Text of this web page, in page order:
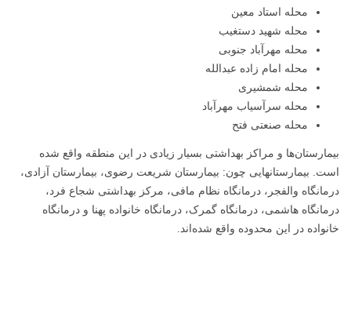
محله استاد معین
محله شهید دستغیب
محله مهرآباد جنوبی
محله امام زاده عبدالله
محله شمشیری
محله سرآسیاب مهرآباد
محله صنعتی فتح
بیمارستان‌ها و مراکز بهداشتی بسیار زیادی در این منطقه واقع شده
است. بیمارستانهایی چون: بیمارستان شریعت رضوی، بیمارستان آزادی،
درمانگاه والفجر، درمانگاه نظام مافی، مرکز بهداشتی شجاع فرد،
درمانگاه هاشمی، درمانگاه گمرک، درمانگاه خانواده پهنا و درمانگاه
خانواده در این محدوده واقع شده‌اند.